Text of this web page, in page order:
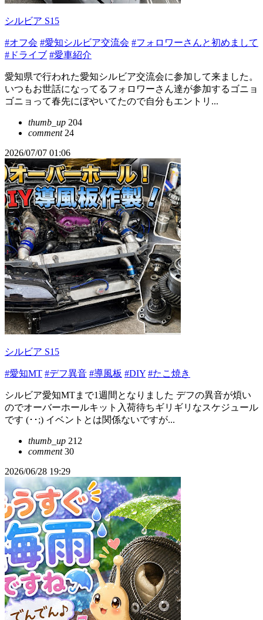
シルビア S15
#オフ会 #愛知シルビア交流会 #フォロワーさんと初めまして
#ドライブ #愛車紹介
愛知県で行われた愛知シルビア交流会に参加して来ました。
いつもお世話になってるフォロワーさん達が参加するゴニョ
ゴニョって春先にぼやいてたので自分もエントリ...
thumb_up 204
comment24
2026/07/07 01:06
シルビア S15
#愛知MT #デフ異音 #導風板 #DIY #たこ焼き
シルビア愛知MTまで1週間となりました デフの異音が煩い
のでオーバーホールキット入荷待ちギリギリなスケジュール
です (･･;) イベントとは関係ないですが...
thumb_up 212
comment30
2026/06/28 19:29